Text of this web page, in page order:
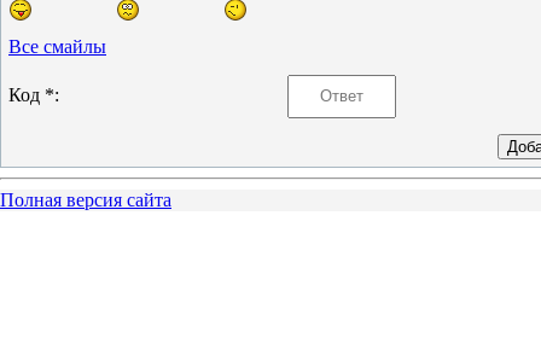
Все смайлы
Код *:
Полная версия сайта